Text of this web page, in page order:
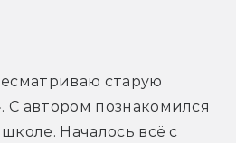
старую
С автором познакомился
Началось всё с